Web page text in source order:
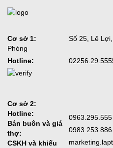
Cơ sở 1:
Số 25, Lê
Phòng
Hotline:
Cơ sở 2:
Hotline:
Bán buôn và giá
thợ:
0963.295.555
CSKH và khiếu
0983.253.886